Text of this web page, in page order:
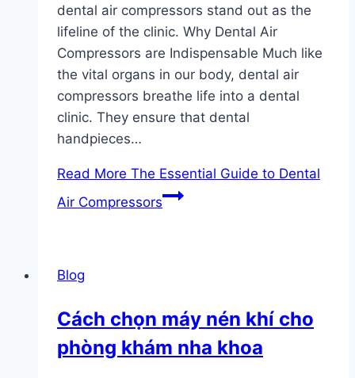
dental air compressors stand out as the
lifeline of the clinic. Why Dental Air
Compressors are Indispensable Much like
the vital organs in our body, dental air
compressors breathe life into a dental
clinic. They ensure that dental
handpieces…
Read More The Essential Guide to Dental
Air Compressors
Blog
Cách chọn máy nén khí cho
phòng khám nha khoa